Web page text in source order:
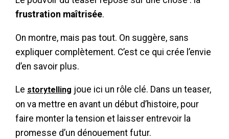
frustration maîtrisée.
On montre, mais pas tout. On suggère, sans
expliquer complètement. C’est ce qui crée l’envie
d’en savoir plus.
Le storytelling joue ici un rôle clé. Dans un teaser,
on va mettre en avant un début d’histoire, pour
faire monter la tension et laisser entrevoir la
promesse d’un dénouement futur.